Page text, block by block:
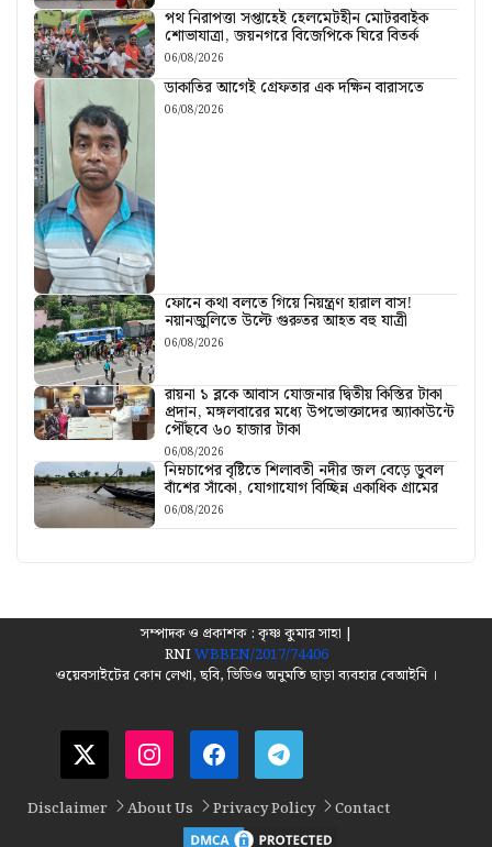
পথ নিরাপত্তা সপ্তাহেই হেলমেটহীন মোটরবাইক
শোভাযাত্রা, জয়নগরে বিজেপিকে ঘিরে বিতর্ক
06/08/2026
ডাকাতির আগেই গ্রেফতার এক দক্ষিন বারাসতে
06/08/2026
ফোনে কথা বলতে গিয়ে নিয়ন্ত্রণ হারাল বাস!
নয়ানজুলিতে উল্টে গুরুতর আহত বহু যাত্রী
06/08/2026
রায়না ১ ব্লকে আবাস যোজনার দ্বিতীয় কিস্তির টাকা
প্রদান, মঙ্গলবারের মধ্যে উপভোক্তাদের অ্যাকাউন্টে
পৌঁছবে ৬০ হাজার টাকা
06/08/2026
নিম্নচাপের বৃষ্টিতে শিলাবতী নদীর জল বেড়ে ডুবল
বাঁশের সাঁকো, যোগাযোগ বিচ্ছিন্ন একাধিক গ্রামের
06/08/2026
সম্পাদক ও প্রকাশক : কৃষ্ণ কুমার সাহা |
RNIWBBEN/2017/74406
ওয়েবসাইটের কোন লেখা, ছবি, ভিডিও অনুমতি ছাড়া ব্যবহার বেআইনি ।
Disclaimer About Us Privacy Policy Contact